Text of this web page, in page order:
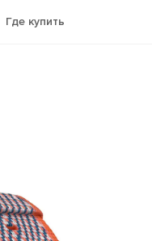
Где купить